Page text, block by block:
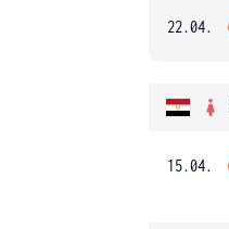
22.04.
15.04.